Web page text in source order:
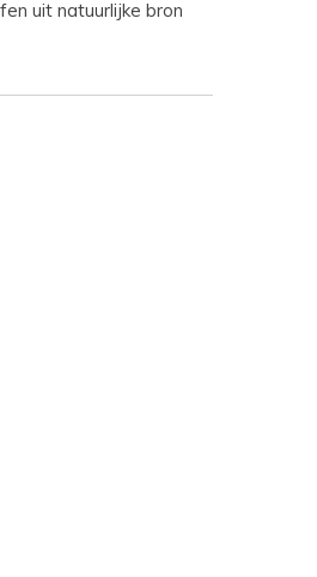
uit natuurlijke bron